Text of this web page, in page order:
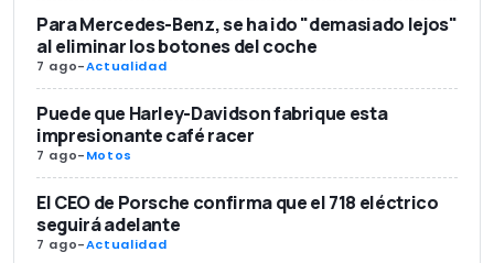
Para Mercedes-Benz, se ha ido "demasiado lejos"
al eliminar los botones del coche
7 ago-Actualidad
Puede que Harley-Davidson fabrique esta
impresionante café racer
7 ago-Motos
El CEO de Porsche confirma que el 718 eléctrico
seguirá adelante
7 ago-Actualidad